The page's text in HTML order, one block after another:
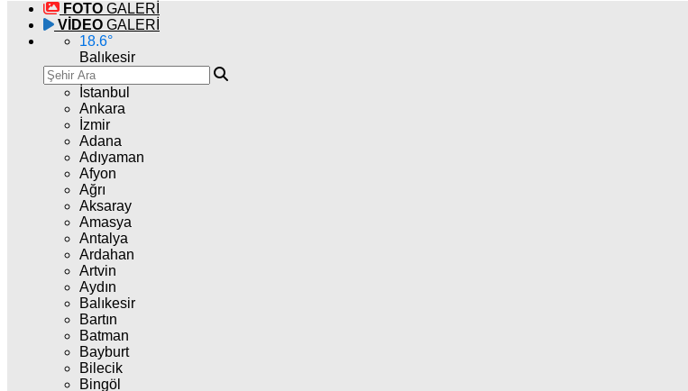
FOTO GALERİ
VİDEO GALERİ
18.6°
Balıkesir
İstanbul
Ankara
İzmir
Adana
Adıyaman
Afyon
Ağrı
Aksaray
Amasya
Antalya
Ardahan
Artvin
Aydın
Balıkesir
Bartın
Batman
Bayburt
Bilecik
Bingöl